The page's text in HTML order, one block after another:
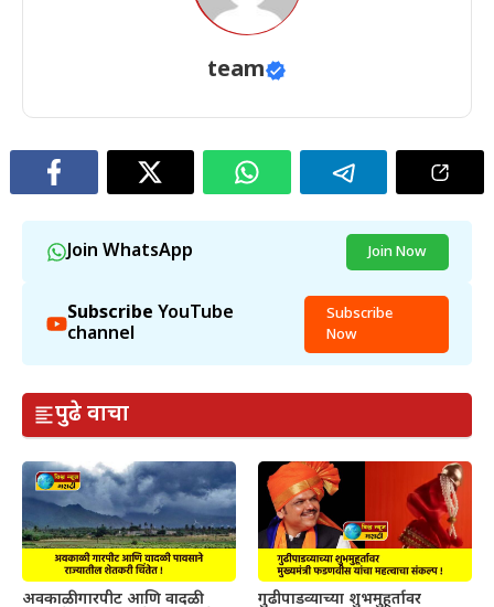
team
Join WhatsApp Join Now
Subscribe YouTube
channel
Subscribe
Now
पुढे वाचा
अवकाळी गारपीट आणि वादळी
गुढीपाडव्याच्या शुभमुहूर्तावर